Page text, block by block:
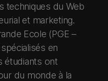
techniques du Web
et marketing.
Ecole (PGE –
en
étudiants ont
du monde à la